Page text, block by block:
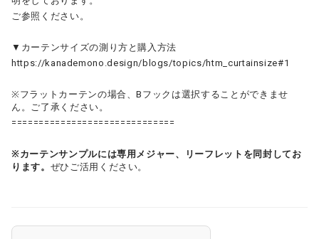
ご参照ください。
▼カーテンサイズの測り方と購入方法
https://kanademono.design/blogs/topics/htm_curtainsize#1
※フラットカーテンの場合、Bフックは選択することができませ
ん。ご了承ください。
==============================
※カーテンサンプルには専用メジャー、リーフレットを同封してお
ります。 ぜひご活用ください。